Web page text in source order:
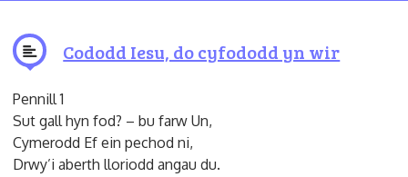
Cododd Iesu, do cyfododd yn wir
Pennill 1
Sut gall hyn fod? – bu farw Un,
Cymerodd Ef ein pechod ni,
Drwy’i aberth lloriodd angau du.